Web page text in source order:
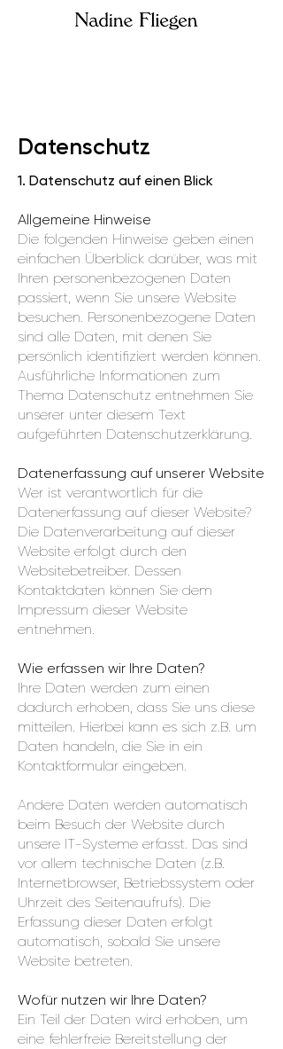
Datenschutz
1. Datenschutz auf einen Blick
Allgemeine Hinweise
Die folgenden Hinweise geben einen
einfachen Überblick darüber, was mit
Ihren personenbezogenen Daten
passiert, wenn Sie unsere Website
besuchen. Personenbezogene Daten
sind alle Daten, mit denen Sie
persönlich identifiziert werden können.
Ausführliche Informationen zum
Thema Datenschutz entnehmen Sie
unserer unter diesem Text
aufgeführten Datenschutzerklärung.
Datenerfassung auf unserer Website
Wer ist verantwortlich für die
Datenerfassung auf dieser Website?
Die Datenverarbeitung auf dieser
Website erfolgt durch den
Websitebetreiber. Dessen
Kontaktdaten können Sie dem
Impressum dieser Website
entnehmen.
Wie erfassen wir Ihre Daten?
Ihre Daten werden zum einen
dadurch erhoben, dass Sie uns diese
mitteilen. Hierbei kann es sich z.B. um
Daten handeln, die Sie in ein
Kontaktformular eingeben.
Andere Daten werden automatisch
beim Besuch der Website durch
unsere IT-Systeme erfasst. Das sind
vor allem technische Daten (z.B.
Internetbrowser, Betriebssystem oder
Uhrzeit des Seitenaufrufs). Die
Erfassung dieser Daten erfolgt
automatisch, sobald Sie unsere
Website betreten.
Wofür nutzen wir Ihre Daten?
Ein Teil der Daten wird erhoben, um
eine fehlerfreie Bereitstellung der